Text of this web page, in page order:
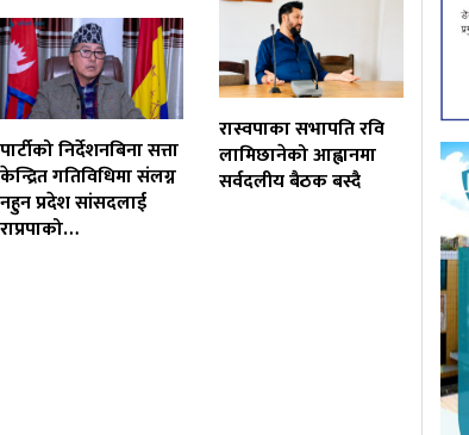
पार्टीको निर्देशनबिना सत्ता
केन्द्रित गतिविधिमा संलग्न
नहुन प्रदेश सांसदलाई
राप्रपाको…
रास्वपाका सभापति रवि
लामिछानेको आह्वानमा
सर्वदलीय बैठक बस्दै